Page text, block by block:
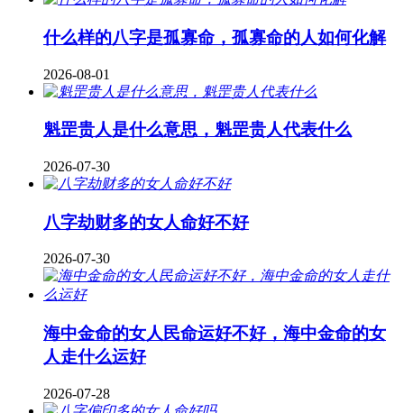
什么样的八字是孤寡命，孤寡命的人如何化解
2026-08-01
魁罡贵人是什么意思，魁罡贵人代表什么
2026-07-30
八字劫财多的女人命好不好
2026-07-30
海中金命的女人民命运好不好，海中金命的女
人走什么运好
2026-07-28